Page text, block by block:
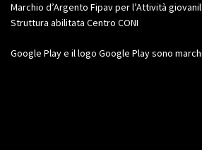
Marchio d’Argento Fipav per l’Attività
Struttura abilitata Centro CONI
Google Play e il logo Google Play sono